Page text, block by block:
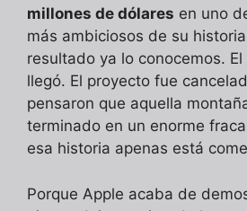
millones de dólares en uno
más ambiciosos de su
resultado ya lo conocemos.
llegó. El proyecto fue
pensaron que aquella
terminado en un enorme
esa historia apenas está
Porque Apple acaba de